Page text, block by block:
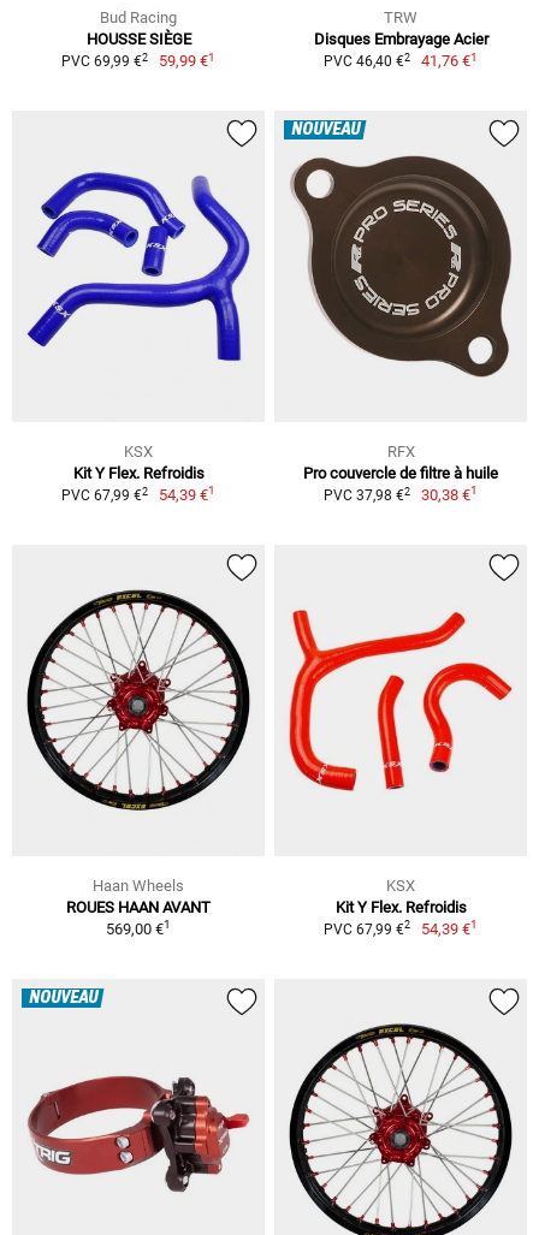
Bud Racing
HOUSSE SIÈGE
PVC 69,99 €2 59,99 €1
TRW
Disques Embrayage Acier
PVC 46,40 €2 41,76 €1
KSX
Kit Y Flex. Refroidis
PVC 67,99 €2 54,39 €1
NOUVEAU
RFX
Pro couvercle de filtre à huile
PVC 37,98 €2 30,38 €1
Haan Wheels
ROUES HAAN AVANT
569,00 €1
KSX
Kit Y Flex. Refroidis
PVC 67,99 €2 54,39 €1
NOUVEAU